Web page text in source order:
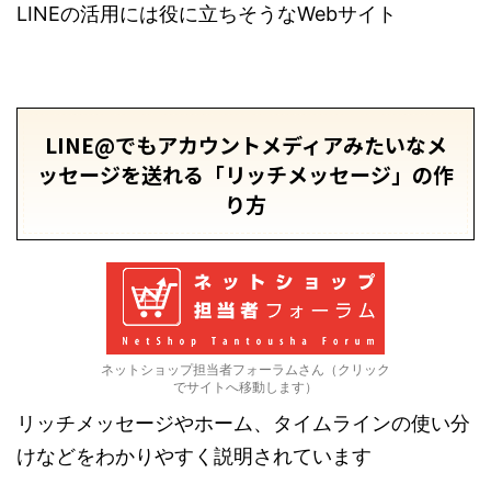
LINEの活用には役に立ちそうなWebサイト
LINE@でもアカウントメディアみたいなメ
ッセージを送れる「リッチメッセージ」の作
り方
ネットショップ担当者フォーラムさん（クリック
でサイトへ移動します）
リッチメッセージやホーム、タイムラインの使い分
けなどをわかりやすく説明されています